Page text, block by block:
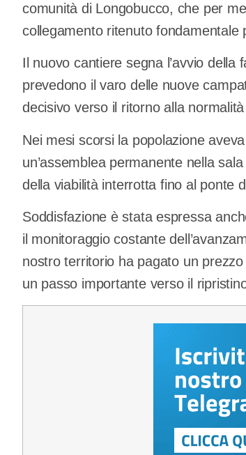
comunità di Longobucco, che per
collegamento ritenuto fondamentale
Il nuovo cantiere segna l’avvio
prevedono il varo delle nuove
decisivo verso il ritorno alla
Nei mesi scorsi la popolazione
un’assemblea permanente nella
della viabilità interrotta fino al ponte
Soddisfazione è stata espressa
il monitoraggio costante
nostro territorio ha pagato un
un passo importante verso il